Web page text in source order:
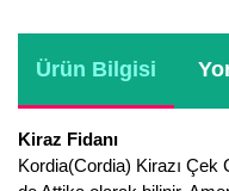
Ürün Bilgisi
Kiraz Fidanı
Kordia(Cordia) Kirazı Çek